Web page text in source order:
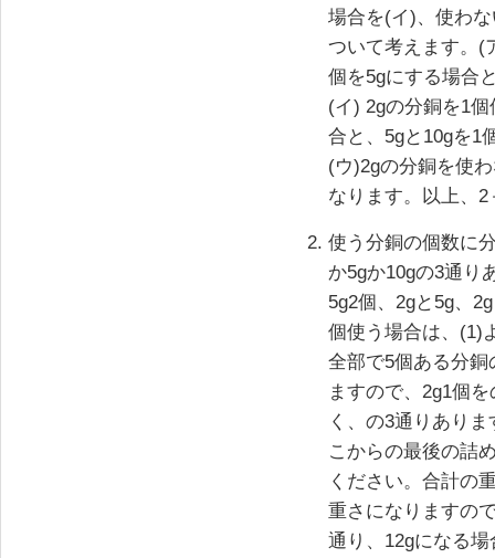
場合を(イ)、使わ
ついて考えます。(
個を5gにする場合
(イ) 2gの分銅を1
合と、5gと10gを1
(ウ)2gの分銅を使
なります。以上、
使う分銅の個数に
か5gか10gの3通り
5g2個、2gと5g、
個使う場合は、(1)
全部で5個ある分
ますので、2g1個
く、の3通りあり
こからの最後の詰
ください。合計の
重さになりますの
通り、12gになる